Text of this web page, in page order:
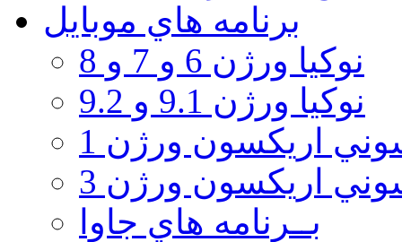
برنامه هاي موبايل
نوکیا ورژن 6 و 7 و 8
نوکیا ورژن 9.1 و 9.2
اريكسون ورژن 1
اريكسون ورژن 3
بــرنامه هاي جاوا